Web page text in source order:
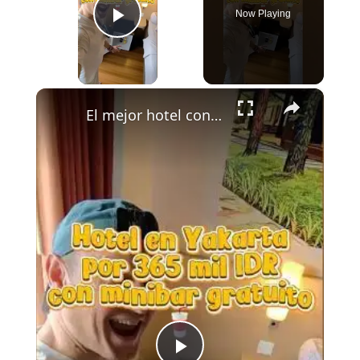
Play Video
Now Playing
×
El mejor hotel con piscina en Yakarta por solo 365 mil IDR 🇮🇩 Desayuno y minibar gratis